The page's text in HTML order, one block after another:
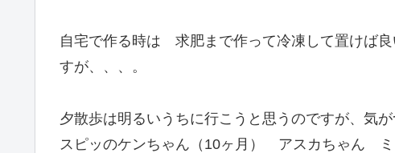
自宅で作る時は 求肥まで作って冷凍して置けば
すが、、、。
夕散歩は明るいうちに行こうと思うのですが、気
スピッのケンちゃん（10ヶ月） アスカちゃ